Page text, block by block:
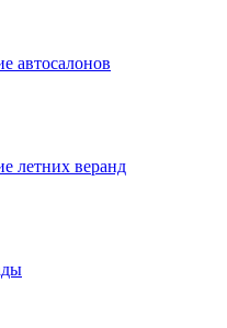
автосалонов
летних веранд